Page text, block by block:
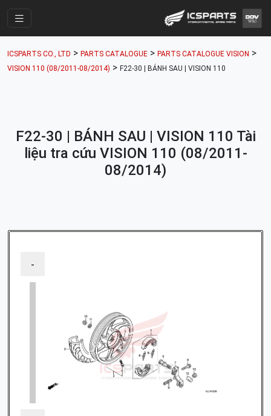
Cửa Hàng
Nhóm Phụ Tùng
Tài khoản
ICSPARTS CO., LTD > PARTS CATALOGUE > PARTS CATALOGUE VISION >
VISION 110 (08/2011-08/2014) > F22-30 | BÁNH SAU | VISION 110
F22-30 | BÁNH SAU | VISION 110 Tài
liệu tra cứu VISION 110 (08/2011-
08/2014)
-